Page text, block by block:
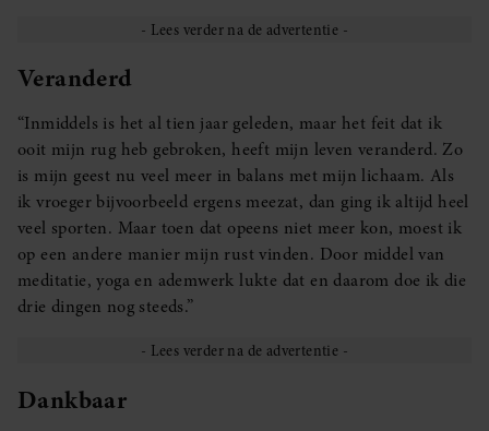
Veranderd
“Inmiddels is het al tien jaar geleden, maar het feit dat ik
ooit mijn rug heb gebroken, heeft mijn leven veranderd. Zo
is mijn geest nu veel meer in balans met mijn lichaam. Als
ik vroeger bijvoorbeeld ergens meezat, dan ging ik altijd heel
veel sporten. Maar toen dat opeens niet meer kon, moest ik
op een andere manier mijn rust vinden. Door middel van
meditatie, yoga en ademwerk lukte dat en daarom doe ik die
drie dingen nog steeds.”
Dankbaar